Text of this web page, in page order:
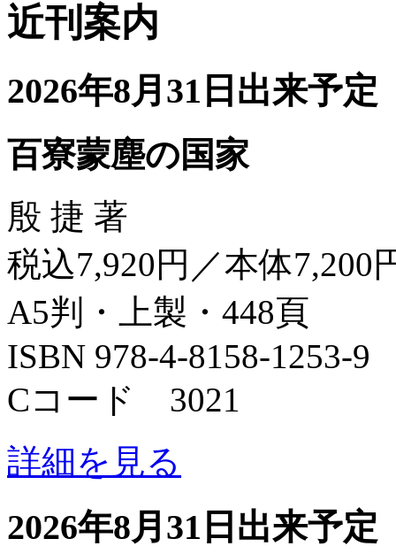
近刊案内
2026年8月31日出来予定
百寮蒙塵の国家
殷 捷 著
税込7,920円／本体7,200
A5判・上製・448頁
ISBN 978-4-8158-1253-9
Cコード 3021
詳細を見る
2026年8月31日出来予定